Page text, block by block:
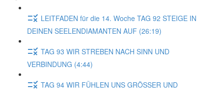
LEITFADEN für die 14. Woche TAG 92 STEIGE IN
DEINEN SEELENDIAMANTEN AUF (26:19)
TAG 93 WIR STREBEN NACH SINN UND
VERBINDUNG (4:44)
TAG 94 WIR FÜHLEN UNS GRÖSSER UND